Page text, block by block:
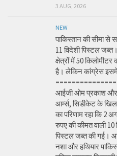
3 AUG, 2026
NEW
पाकिस्तान की सीमा
11 विदेशी पिस्टल
क्षेत्रों में 50 किलोमीटर
है। लेकिन कांग्रेस इसमें
आईजी ओम प्रकाश और
आर्म्स, सिडीकेट के
का परिणाम रहा कि 2
रुपए की कीमत वाली
पिस्टल जब्त की गई।
नशा और हथियार